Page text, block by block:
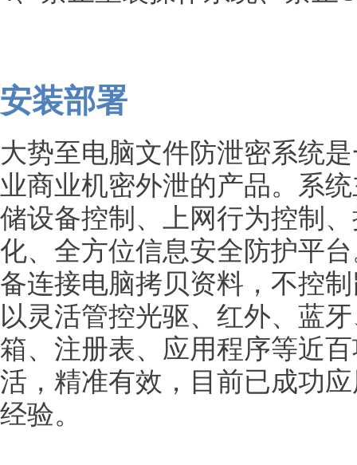
安装部署
大势至电脑文件防泄密系统
业商业机密外泄的产品。系
储设备控制、上网行为控制
化、全方位信息安全防护平
备连接电脑拷贝资料，不控
以灵活管控光驱、红外、蓝
箱、注册表、应用程序等近
活，精准有效，目前已成功
经验。